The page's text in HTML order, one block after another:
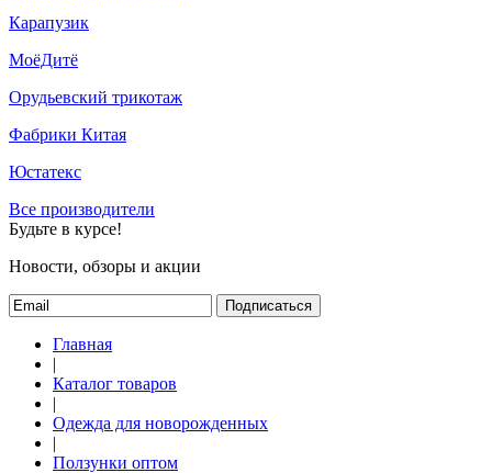
Карапузик
МоёДитё
Орудьевский трикотаж
Фабрики Китая
Юстатекс
Все производители
Будьте в курсе!
Новости, обзоры и акции
Подписаться
Главная
|
Каталог товаров
|
Одежда для новорожденных
|
Ползунки оптом